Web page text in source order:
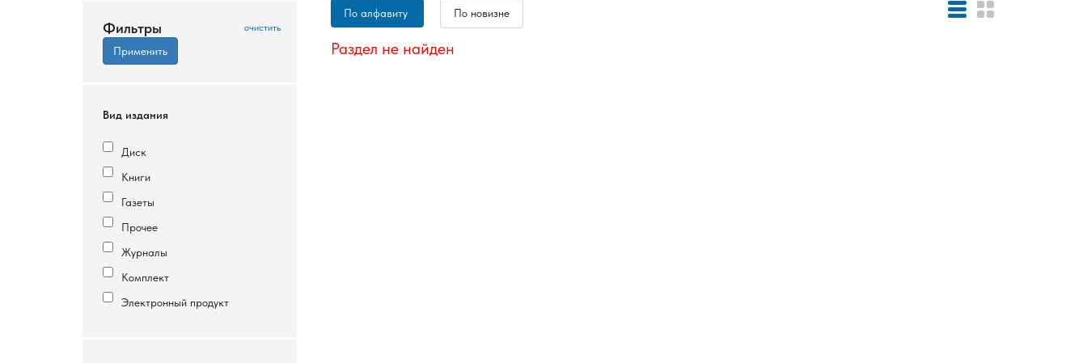
Фильтры
Вид издания
Диск
Книги
Газеты
Прочее
Журналы
Комплект
Электронный продукт
По алфавиту По новизне
Раздел не найден